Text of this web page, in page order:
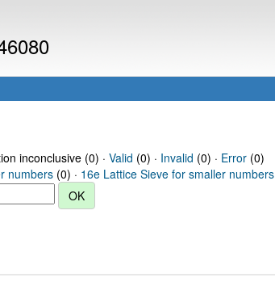
inconclusive (0) · Valid (0) · Invalid (0) · Error(0)
numbers (0) · 16e Lattice Sieve for smaller numbers